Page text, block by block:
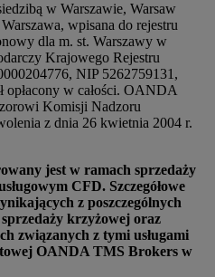
w Warszawie, Warsaw
wpisana do rejestru
dla m. st. Warszawy w
Krajowego Rejestru
NIP 5262759131,
opłacony w całości. OANDA
Komisji Nadzoru
z dnia 26 kwietnia 2004 r.
jest w ramach sprzedaży
CFD. Szczegółowe
z poszczególnych
krzyżowej oraz
związanych z tymi usługami
OANDA TMS Brokers w